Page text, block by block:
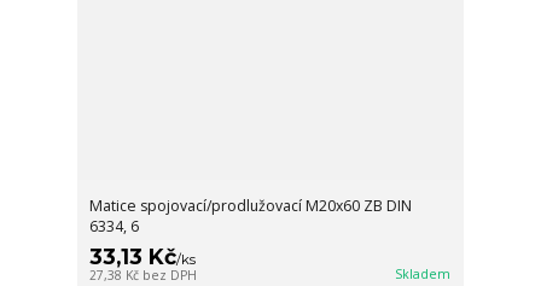
Matice spojovací/prodlužovací M20x60 ZB DIN
6334, 6
33,13 Kč/ks
27,38 Kč bez DPH Skladem